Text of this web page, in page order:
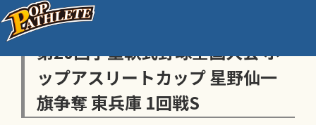
センス・トラストトーナメント
第20回学童軟式野球全国大会 ポ
ップアスリートカップ 星野仙一
旗争奪 東兵庫 1回戦S